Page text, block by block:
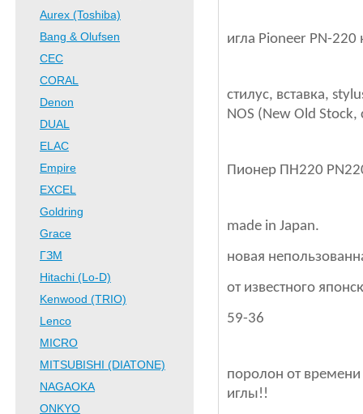
Aurex (Toshiba)
Bang & Olufsen
CEC
CORAL
Denon
DUAL
ELAC
Empire
EXCEL
Goldring
Grace
ГЗМ
Hitachi (Lo-D)
Kenwood (TRIO)
Lenco
MICRO
MITSUBISHI (DIATONE)
NAGAOKA
ONKYO
игла Pioneer PN-
стилус, вставка,
NOS (New Old
Пионер ПН220
made in Japan.
новая
от известного
59-36
поролон от времени
иглы!!